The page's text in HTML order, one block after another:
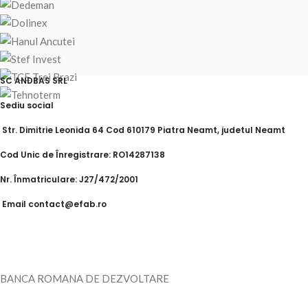
SC ANDBAS SRL
Sediu social
Str. Dimitrie Leonida 64 Cod 610179 Piatra Neamt, judetul Neamt
Cod Unic de Înregistrare: RO14287138
Nr. Înmatriculare: J27/472/2001
Email contact@efab.ro
BANCA ROMANA DE DEZVOLTARE